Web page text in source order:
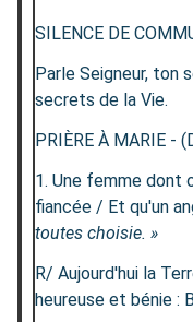
SILENCE DE
Parle Seigneur, ton
secrets de la Vie.
PRIÈRE À MARIE -
1. Une femme dont
fiancée / Et qu'un
toutes choisie. »
R/ Aujourd'hui la
heureuse et bénie :